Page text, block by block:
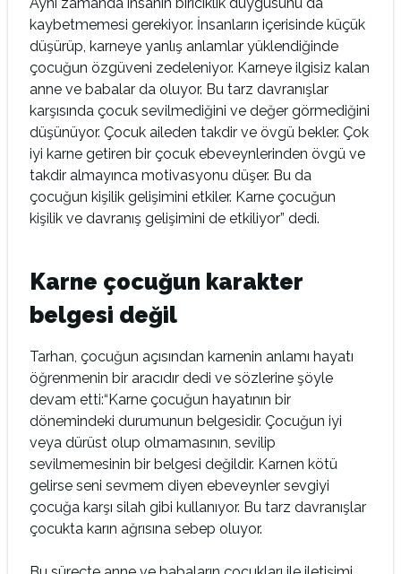
kaybetmemesi gerekiyor. İnsanların içerisinde küçük
düşürüp, karneye yanlış anlamlar yüklendiğinde
çocuğun özgüveni zedeleniyor. Karneye ilgisiz kalan
anne ve babalar da oluyor. Bu tarz davranışlar
karşısında çocuk sevilmediğini ve değer görmediğini
düşünüyor. Çocuk aileden takdir ve övgü bekler. Çok
iyi karne getiren bir çocuk ebeveynlerinden övgü ve
takdir almayınca motivasyonu düşer. Bu da
çocuğun kişilik gelişimini etkiler. Karne çocuğun
kişilik ve davranış gelişimini de etkiliyor” dedi.
Karne çocuğun karakter
belgesi değil
Tarhan, çocuğun açısından karnenin anlamı hayatı
öğrenmenin bir aracıdır dedi ve sözlerine şöyle
devam etti:“Karne çocuğun hayatının bir
dönemindeki durumunun belgesidir. Çocuğun iyi
veya dürüst olup olmamasının, sevilip
sevilmemesinin bir belgesi değildir. Karnen kötü
gelirse seni sevmem diyen ebeveynler sevgiyi
çocuğa karşı silah gibi kullanıyor. Bu tarz davranışlar
çocukta karın ağrısına sebep oluyor.